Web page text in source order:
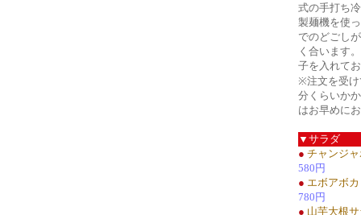
式の手打ち
製麺機を使
でのどごし
く合います
子を入れて
※注文を受け
分くらいか
はお早めに
▼サラダ
● チャンジ
580円
● エボアボ
780円
● 山芋大根